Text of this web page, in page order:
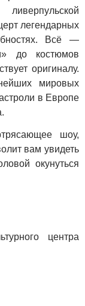
легендарных
Всё —
до костюмов
оригиналу.
мировых
в Европе
шоу,
вам увидеть
окунуться
центра